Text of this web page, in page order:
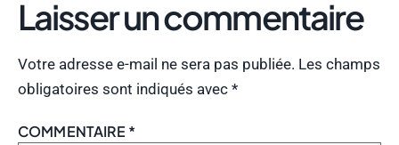
Laisser un commentaire
Votre adresse e-mail ne sera pas publiée. Les champs
obligatoires sont indiqués avec *
COMMENTAIRE *